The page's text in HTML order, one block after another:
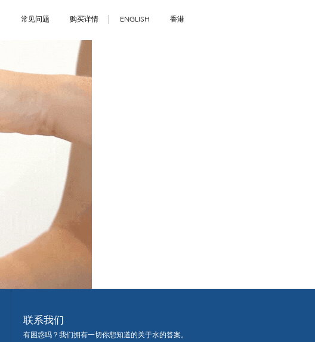
常见问题 购买详情 ENGLISH 香港
联系我们
有困惑吗？我们拥有一切你想知道的关于水的答案。